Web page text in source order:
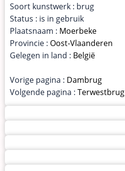
Soort kunstwerk : brug
Status : is in gebruik
Plaatsnaam : Moerbeke
Provincie : Oost-Vlaanderen
Gelegen in land : België
Vorige pagina : Dambrug
Volgende pagina : Terwestbrug